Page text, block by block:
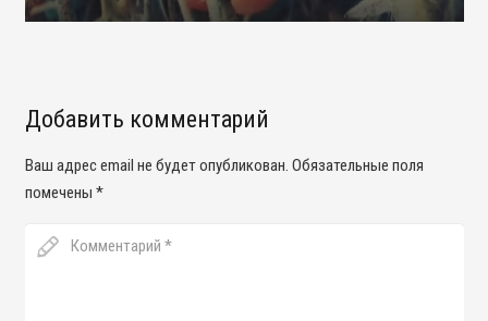
Добавить комментарий
Ваш адрес email не будет опубликован. Обязательные поля
помечены *